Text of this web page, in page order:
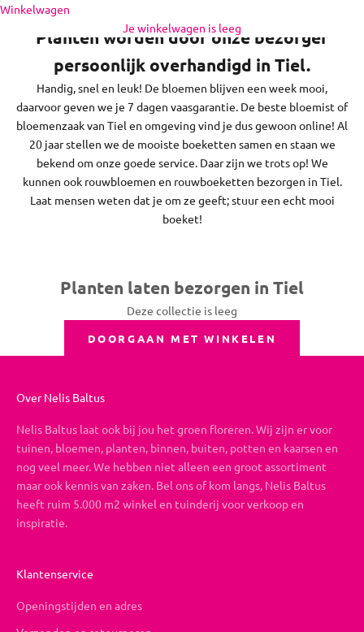
Naar inhoud
Winkelwagen
Je winkelwagen is leeg
Planten worden door onze bezorger
persoonlijk overhandigd in Tiel.
Handig, snel en leuk! De bloemen blijven een week mooi,
daarvoor geven we je 7 dagen vaasgarantie. De beste bloemist of
bloemenzaak van Tiel en omgeving vind je dus gewoon online! Al
20 jaar stellen we de mooiste boeketten samen en staan we
bekend om onze goede service. Daar zijn we trots op! We
kunnen ook rouwbloemen en rouwboeketten bezorgen in Tiel.
Laat mensen weten dat je om ze geeft; stuur een echt mooi
boeket!
Planten laten bezorgen in Tiel
Deze collectie is leeg
DOORGAAN MET WINKELEN
Over Nelis Baltus
Nelis Baltus laat ook bij jou het groen floreren. Wij zijn er voor
tuinen, bloemen, planten, binnen, buiten, potten en kaarsen en
nog veel meer. We hebben niet alleen een groot assortiment
maar ook kennis van zaken. Bel ons of kom langs, Nelis Baltus
heeft ruim 5.000 m2 winkel en tuinderij voor verkoop en
inspiratie.
Klantenservice
Openingstijden en adres